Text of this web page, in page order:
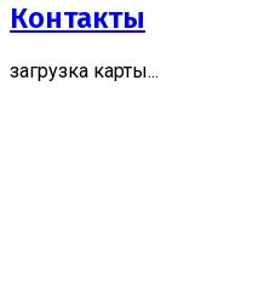
Контакты
загрузка карты...